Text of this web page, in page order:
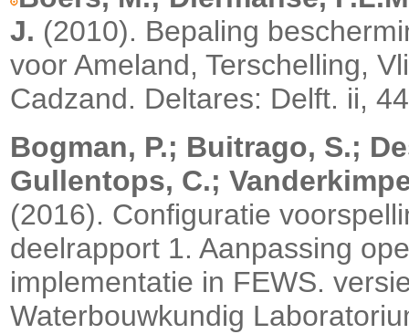
J. (2010). Bepaling
voor Ameland, Terschelling,
Cadzand. Deltares: Delft. ii,
Bogman, P.; Buitrago, S.;
Gullentops, C.;
(2016). Configuratie
deelrapport 1. Aanpassing
implementatie in FEWS.
Waterbouwkundig